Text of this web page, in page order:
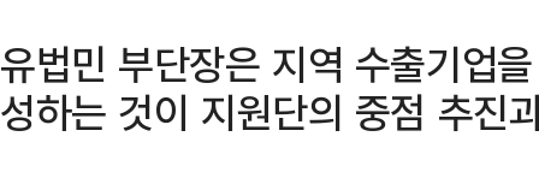
유법민 부단장은 지역 수출기업
성하는 것이 지원단의 중점 추진